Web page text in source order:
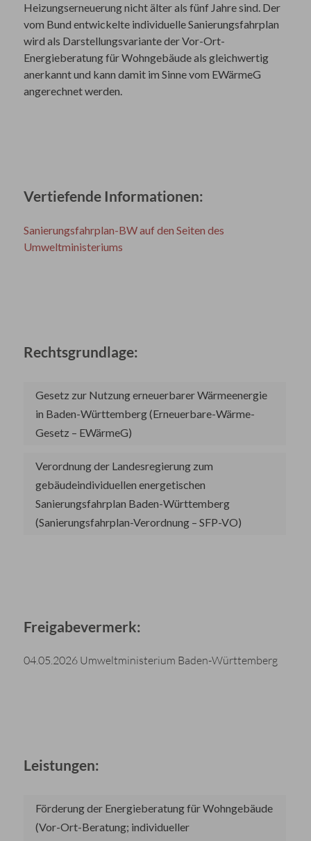
Heizungserneuerung nicht älter als fünf Jahre sind. Der
vom Bund entwickelte individuelle Sanierungsfahrplan
wird als Darstellungsvariante der Vor-Ort-
Energieberatung für Wohngebäude als gleichwertig
anerkannt und kann damit im Sinne vom EWärmeG
angerechnet werden.
Vertiefende Informationen:
Sanierungsfahrplan-BW auf den Seiten des
Umweltministeriums
Rechtsgrundlage:
Gesetz zur Nutzung erneuerbarer Wärmeenergie
in Baden-Württemberg (Erneuerbare-Wärme-
Gesetz – EWärmeG)
Verordnung der Landesregierung zum
gebäudeindividuellen energetischen
Sanierungsfahrplan Baden-Württemberg
(Sanierungsfahrplan-Verordnung – SFP-VO)
Freigabevermerk:
04.05.2026 Umweltministerium Baden-Württemberg
Leistungen:
Förderung der Energieberatung für Wohngebäude
(Vor-Ort-Beratung; individueller